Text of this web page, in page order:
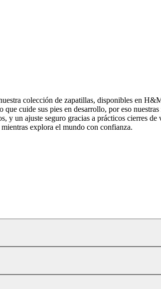
colección de zapatillas, disponibles en
cuide sus pies en desarrollo, por eso
y un ajuste seguro gracias a prácticos cierres
explora el mundo con confianza.